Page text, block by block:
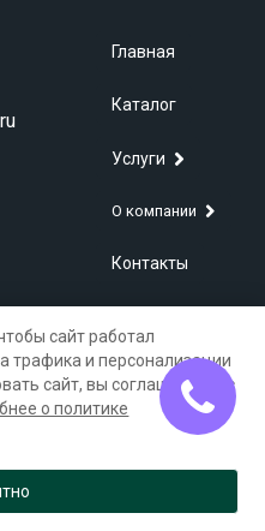
Главная
Каталог
Услуги
О компании
Контакты
компания»
1027804880982
Дунайский пр., д.15,
данных
Карта сайта
машин
сайт работал
трафика и персонализации
сайт, вы соглашаетесь с
о политике